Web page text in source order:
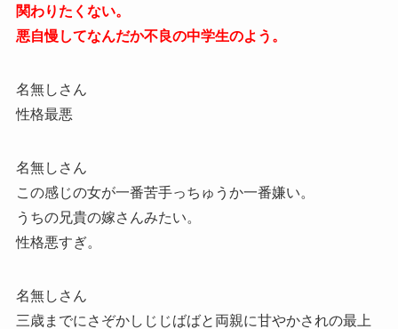
関わりたくない。
悪自慢してなんだか不良の中学生のよう。
名無しさん
性格最悪
名無しさん
この感じの女が一番苦手っちゅうか一番嫌い。
うちの兄貴の嫁さんみたい。
性格悪すぎ。
名無しさん
三歳までにさぞかしじじばばと両親に甘やかされの最上